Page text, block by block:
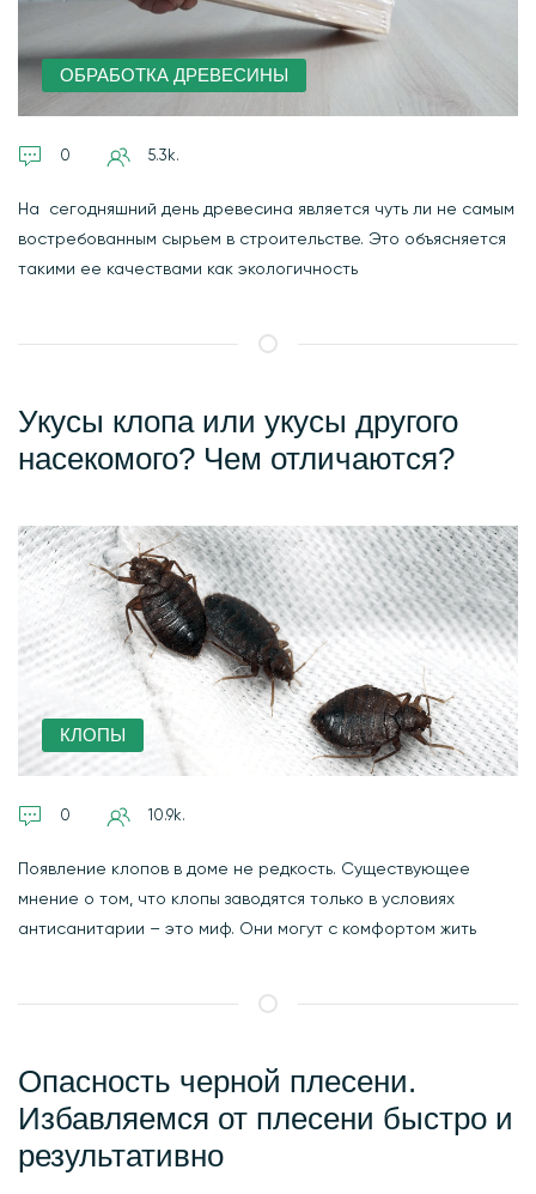
ОБРАБОТКА ДРЕВЕСИНЫ
0 5.3k.
На сегодняшний день древесина является чуть ли не самым
востребованным сырьем в строительстве. Это объясняется
такими ее качествами как экологичность
Укусы клопа или укусы другого
насекомого? Чем отличаются?
КЛОПЫ
0 10.9k.
Появление клопов в доме не редкость. Существующее
мнение о том, что клопы заводятся только в условиях
антисанитарии – это миф. Они могут с комфортом жить
Опасность черной плесени.
Избавляемся от плесени быстро и
результативно